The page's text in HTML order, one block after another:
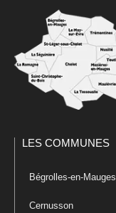
LES COMMUNES
Bégrolles-en-Mauges
Cernusson